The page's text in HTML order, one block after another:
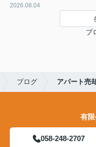
2026.08.04
ブ
ブログ アパート売
有
058-248-2707